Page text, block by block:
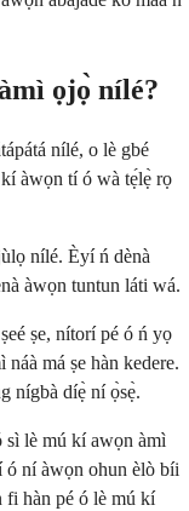
ọjọ̀ nílé?
nílé, o lè gbé
àwọn tí ó wà tẹ́lẹ̀ rọ
nílé. Èyí ń dènà
àwọn tuntun láti wá.
ṣe, nítorí pé ó ń yọ
má ṣe hàn kedere.
nígbà díẹ̀ ní ọ̀sẹ̀.
sì lè mú kí awọn àmì
ó ní àwọn ohun èlò bíi
hàn pé ó lè mú kí